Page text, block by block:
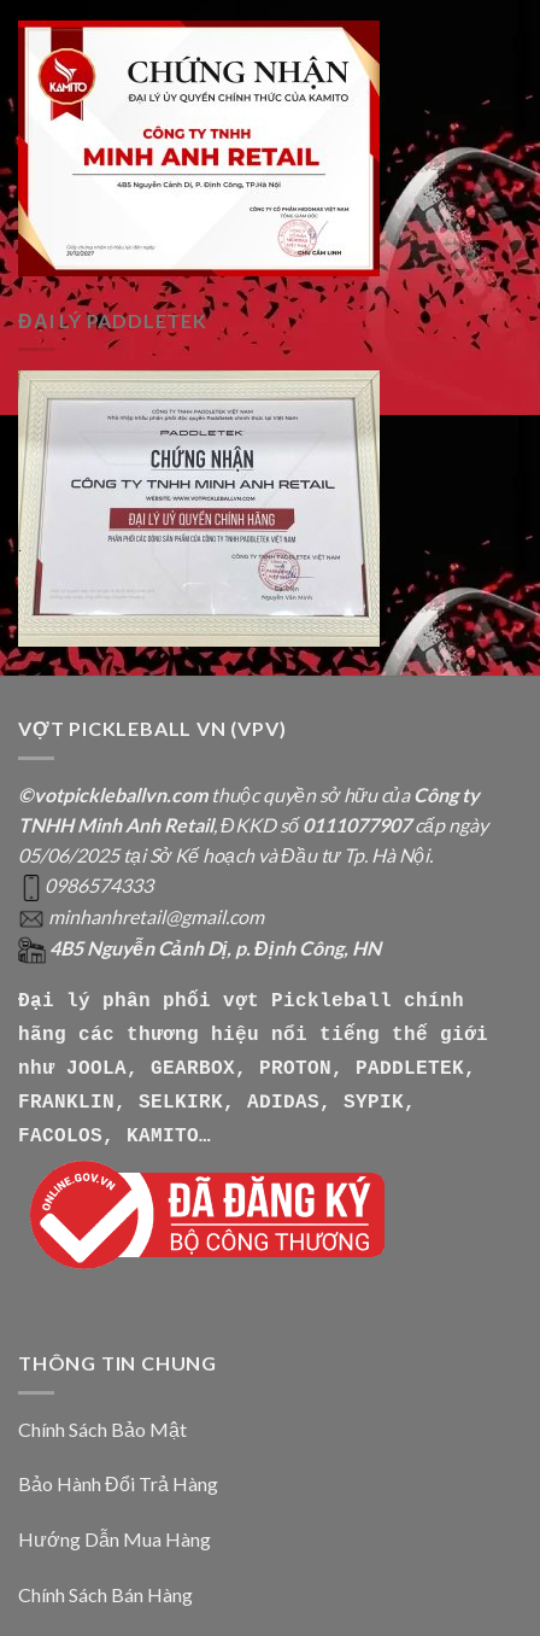
ĐẠI LÝ PADDLETEK
VỢT PICKLEBALL VN (VPV)
©votpickleballvn.comthuộc quyền sở hữu củaCông ty
TNHH Minh Anh Retail, ĐKKD số0111077907cấp ngày
05/06/2025 tại Sở Kế hoạch và Đầu tư Tp. Hà Nội.
0986574333
minhanhretail@gmail.com
4B5 Nguyễn Cảnh Dị, p. Định Công, HN
Đại lý phân phối vợt Pickleball chính
hãng các thương hiệu nổi tiếng thế giới
như
JOOLA, GEARBOX, PROTON, PADDLETEK,
FRANKLIN, SELKIRK, ADIDAS, SYPIK,
FACOLOS, KAMITO…
THÔNG TIN CHUNG
Chính Sách Bảo Mật
Bảo Hành Đổi Trả Hàng
Hướng Dẫn Mua Hàng
Chính Sách Bán Hàng